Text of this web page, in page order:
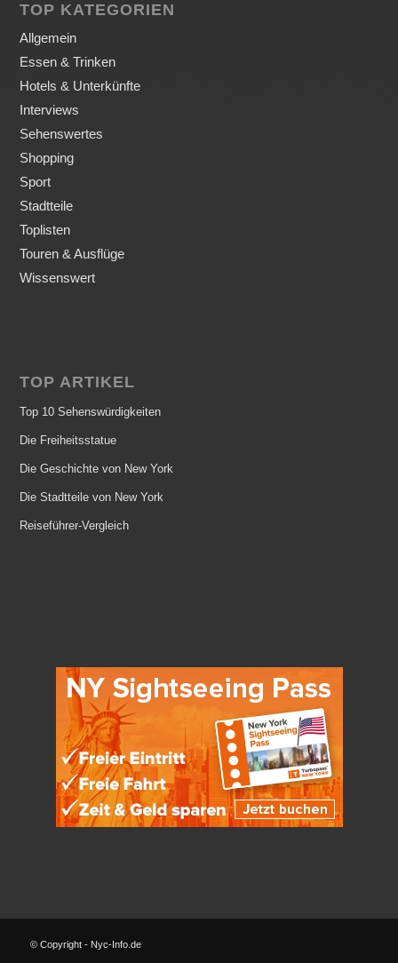
TOP KATEGORIEN
Allgemein
Essen & Trinken
Hotels & Unterkünfte
Interviews
Sehenswertes
Shopping
Sport
Stadtteile
Toplisten
Touren & Ausflüge
Wissenswert
TOP ARTIKEL
Top 10 Sehenswürdigkeiten
Die Freiheitsstatue
Die Geschichte von New York
Die Stadtteile von New York
Reiseführer-Vergleich
© Copyright - Nyc-Info.de